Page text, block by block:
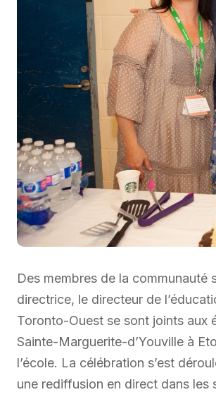
Des membres de la communauté
directrice, le directeur de
Toronto-Ouest se sont joints aux
Sainte-Marguerite-d’Youville à
l’école. La célébration s’est
une rediffusion en direct dans les